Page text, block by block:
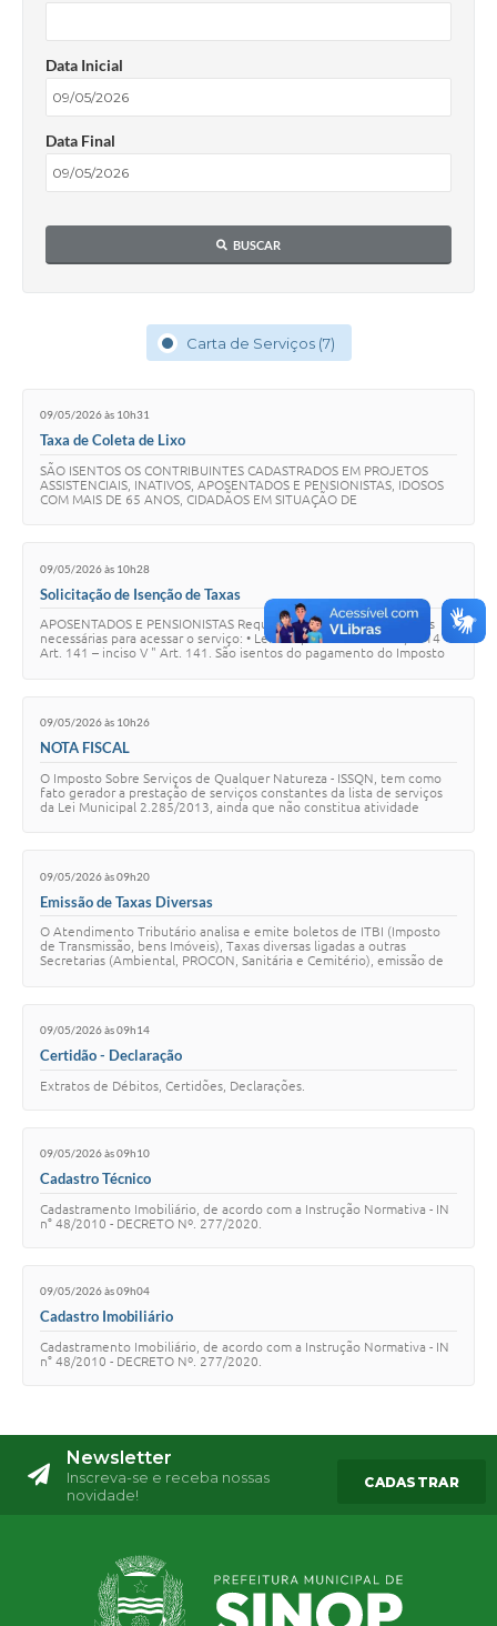
Data Inicial
Data Final
BUSCAR
Carta de Serviços (7)
09/05/2026 às 10h31
Taxa de Coleta de Lixo
SÃO ISENTOS OS CONTRIBUINTES CADASTRADOS EM PROJETOS
ASSISTENCIAIS, INATIVOS, APOSENTADOS E PENSIONISTAS, IDOSOS
COM MAIS DE 65 ANOS, CIDADÃOS EM SITUAÇÃO DE
09/05/2026 às 10h28
Solicitação de Isenção de Taxas
APOSENTADOS E PENSIONISTAS Requisitos, etapas e informações
necessárias para acessar o serviço: • Lei complementar n° 109/2014 –
Art. 141 – inciso V " Art. 141. São isentos do pagamento do Imposto
09/05/2026 às 10h26
NOTA FISCAL
O Imposto Sobre Serviços de Qualquer Natureza - ISSQN, tem como
fato gerador a prestação de serviços constantes da lista de serviços
da Lei Municipal 2.285/2013, ainda que não constitua atividade
09/05/2026 às 09h20
Emissão de Taxas Diversas
O Atendimento Tributário analisa e emite boletos de ITBI (Imposto
de Transmissão, bens Imóveis), Taxas diversas ligadas a outras
Secretarias (Ambiental, PROCON, Sanitária e Cemitério), emissão de
09/05/2026 às 09h14
Certidão - Declaração
Extratos de Débitos, Certidões, Declarações.
09/05/2026 às 09h10
Cadastro Técnico
Cadastramento Imobiliário, de acordo com a Instrução Normativa - IN
n° 48/2010 - DECRETO Nº. 277/2020.
09/05/2026 às 09h04
Cadastro Imobiliário
Cadastramento Imobiliário, de acordo com a Instrução Normativa - IN
n° 48/2010 - DECRETO Nº. 277/2020.
Newsletter
Inscreva-se e receba nossas
novidade!
CADASTRAR